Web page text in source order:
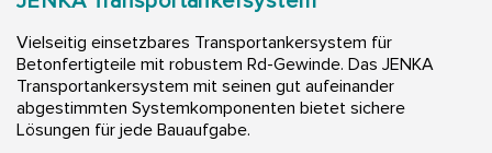
Vielseitig einsetzbares Transportankersystem für
Betonfertigteile mit robustem Rd-Gewinde. Das JENKA
Transportankersystem mit seinen gut aufeinander
abgestimmten Systemkomponenten bietet sichere
Lösungen für jede Bauaufgabe.